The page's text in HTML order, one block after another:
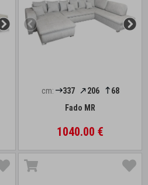
cm: 337 206
68
Fado MR
1040.00 €